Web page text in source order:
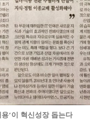
’이 혁신성장 돕는다